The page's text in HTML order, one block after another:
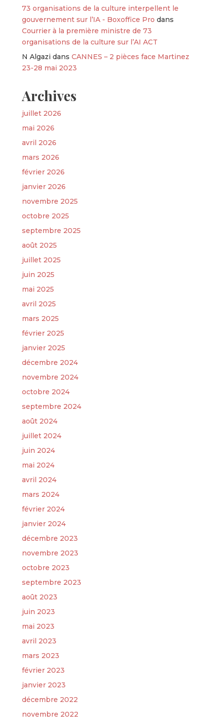
73 organisations de la culture interpellent le
gouvernement sur l’IA - Boxoffice Pro dans
Courrier à la première ministre de 73
organisations de la culture sur l’AI ACT
N Algazi dans CANNES – 2 pièces face Martinez
23-28 mai 2023
Archives
juillet 2026
mai 2026
avril 2026
mars 2026
février 2026
janvier 2026
novembre 2025
octobre 2025
septembre 2025
août 2025
juillet 2025
juin 2025
mai 2025
avril 2025
mars 2025
février 2025
janvier 2025
décembre 2024
novembre 2024
octobre 2024
septembre 2024
août 2024
juillet 2024
juin 2024
mai 2024
avril 2024
mars 2024
février 2024
janvier 2024
décembre 2023
novembre 2023
octobre 2023
septembre 2023
août 2023
juin 2023
mai 2023
avril 2023
mars 2023
février 2023
janvier 2023
décembre 2022
novembre 2022